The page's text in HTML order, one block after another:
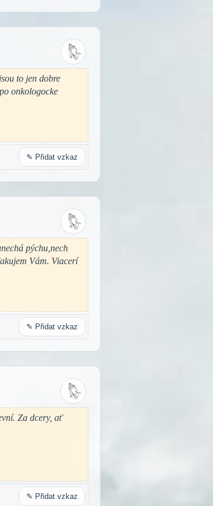
to jen dobre
onkologocke
✎ Přidat vzkaz
pýchu,nech
Vám. Viacerí
✎ Přidat vzkaz
Za dcery, ať
✎ Přidat vzkaz